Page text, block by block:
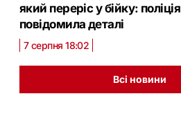
який переріс у бійку: поліція
повідомила деталі
7 серпня 18:02
Всі новини